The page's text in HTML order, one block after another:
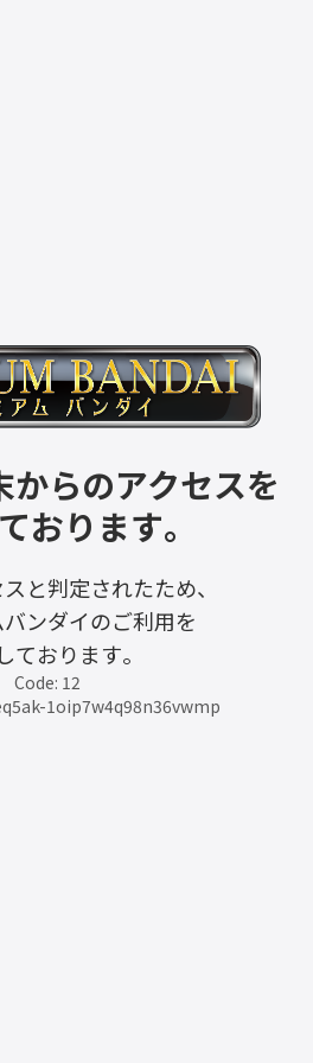
からのアクセスを
おります。
と判定されたため、
ンダイのご利用を
ております。
Code: 12
1oip7w4q98n36vwmp